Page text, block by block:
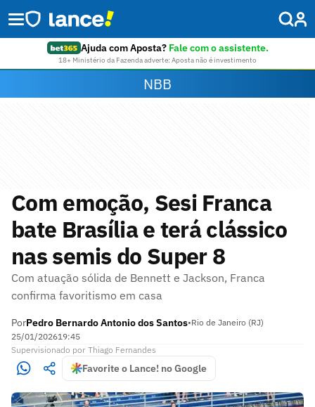
Ajuda com Aposta? Fale com o assistente.
18+ Ministério da Fazenda adverte: Aposta não é investimento
NBB
Com emoção, Sesi Franca
bate Brasília e terá clássico
nas semis do Super 8
Com atuação sólida de Bennett e Jackson, Franca
confirma favoritismo em casa
PorPedro Bernardo Antonio dos Santos•Rio de Janeiro (RJ)
25/01/202619:45
Supervisionado por Thiago Fernandes
Favorite o Lance! no Google